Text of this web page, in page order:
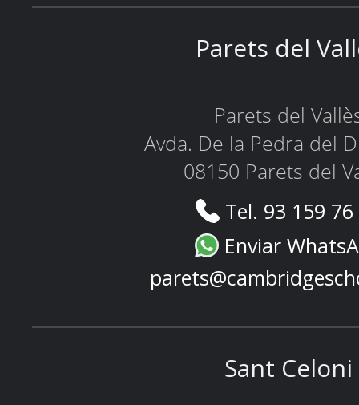
Parets del
Parets del
Avda. De la Pedra del
08150 Parets del
Tel. 93 159
Enviar
Sant Celoni